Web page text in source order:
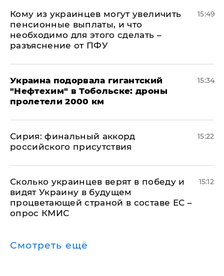
Кому из украинцев могут увеличить
пенсионные выплаты, и что
необходимо для этого сделать –
разъяснение от ПФУ
15:49
Украина подорвала гигантский
"Нефтехим" в Тобольске: дроны
пролетели 2000 км
15:34
​Сирия: финальный аккорд
российского присутствия
15:22
Сколько украинцев верят в победу и
видят Украину в будущем
процветающей страной в составе ЕС –
опрос КМИС
15:12
Смотреть ещё